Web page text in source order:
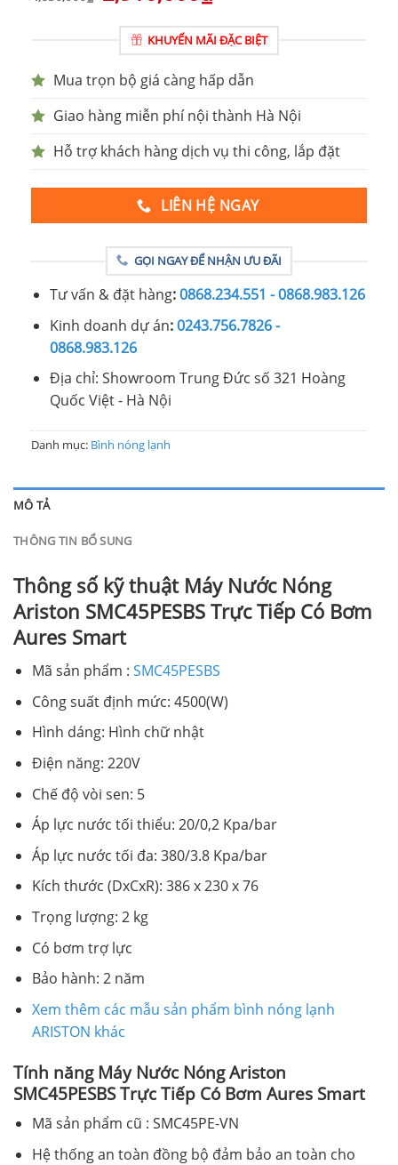
KHUYẾN MÃI ĐẶC BIỆT
Mua trọn bộ giá càng hấp dẫn
Giao hàng miễn phí nội thành Hà Nội
Hỗ trợ khách hàng dịch vụ thi công, lắp đặt
LIÊN HỆ NGAY
GỌI NGAY ĐỂ NHẬN ƯU ĐÃI
Tư vấn & đặt hàng:0868.234.551 - 0868.983.126
Kinh doanh dự án:0243.756.7826 -
0868.983.126
Địa chỉ: Showroom Trung Đức số 321 Hoàng
Quốc Việt - Hà Nội
Danh mục: Bình nóng lạnh
MÔ TẢ
THÔNG TIN BỔ SUNG
Thông số kỹ thuật Máy Nước Nóng
Ariston SMC45PESBS Trực Tiếp Có Bơm
Aures Smart
Mã sản phẩm : SMC45PESBS
Công suất định mức: 4500(W)
Hình dáng: Hình chữ nhật
Điện năng: 220V
Chế độ vòi sen: 5
Áp lực nước tối thiểu: 20/0,2 Kpa/bar
Áp lực nước tối đa: 380/3.8 Kpa/bar
Kích thước (DxCxR): 386 x 230 x 76
Trọng lượng: 2 kg
Có bơm trợ lực
Bảo hành: 2 năm
Xem thêm các mẫu sản phẩm bình nóng lạnh
ARISTON khác
Tính năng Máy Nước Nóng Ariston
SMC45PESBS Trực Tiếp Có Bơm Aures Smart
Mã sản phẩm cũ : SMC45PE-VN
Hệ thống an toàn đồng bộ đảm bảo an toàn cho